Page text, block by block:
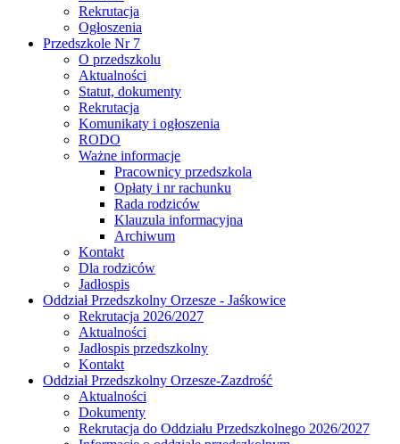
Rekrutacja
Ogłoszenia
Przedszkole Nr 7
O przedszkolu
Aktualności
Statut, dokumenty
Rekrutacja
Komunikaty i ogłoszenia
RODO
Ważne informacje
Pracownicy przedszkola
Opłaty i nr rachunku
Rada rodziców
Klauzula informacyjna
Archiwum
Kontakt
Dla rodziców
Jadłospis
Oddział Przedszkolny Orzesze - Jaśkowice
Rekrutacja 2026/2027
Aktualności
Jadłospis przedszkolny
Kontakt
Oddział Przedszkolny Orzesze-Zazdrość
Aktualności
Dokumenty
Rekrutacja do Oddziału Przedszkolnego 2026/2027